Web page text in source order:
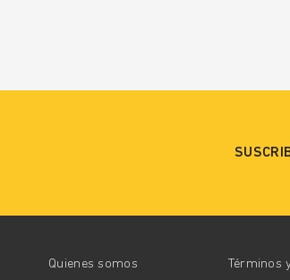
Quienes somos Términos